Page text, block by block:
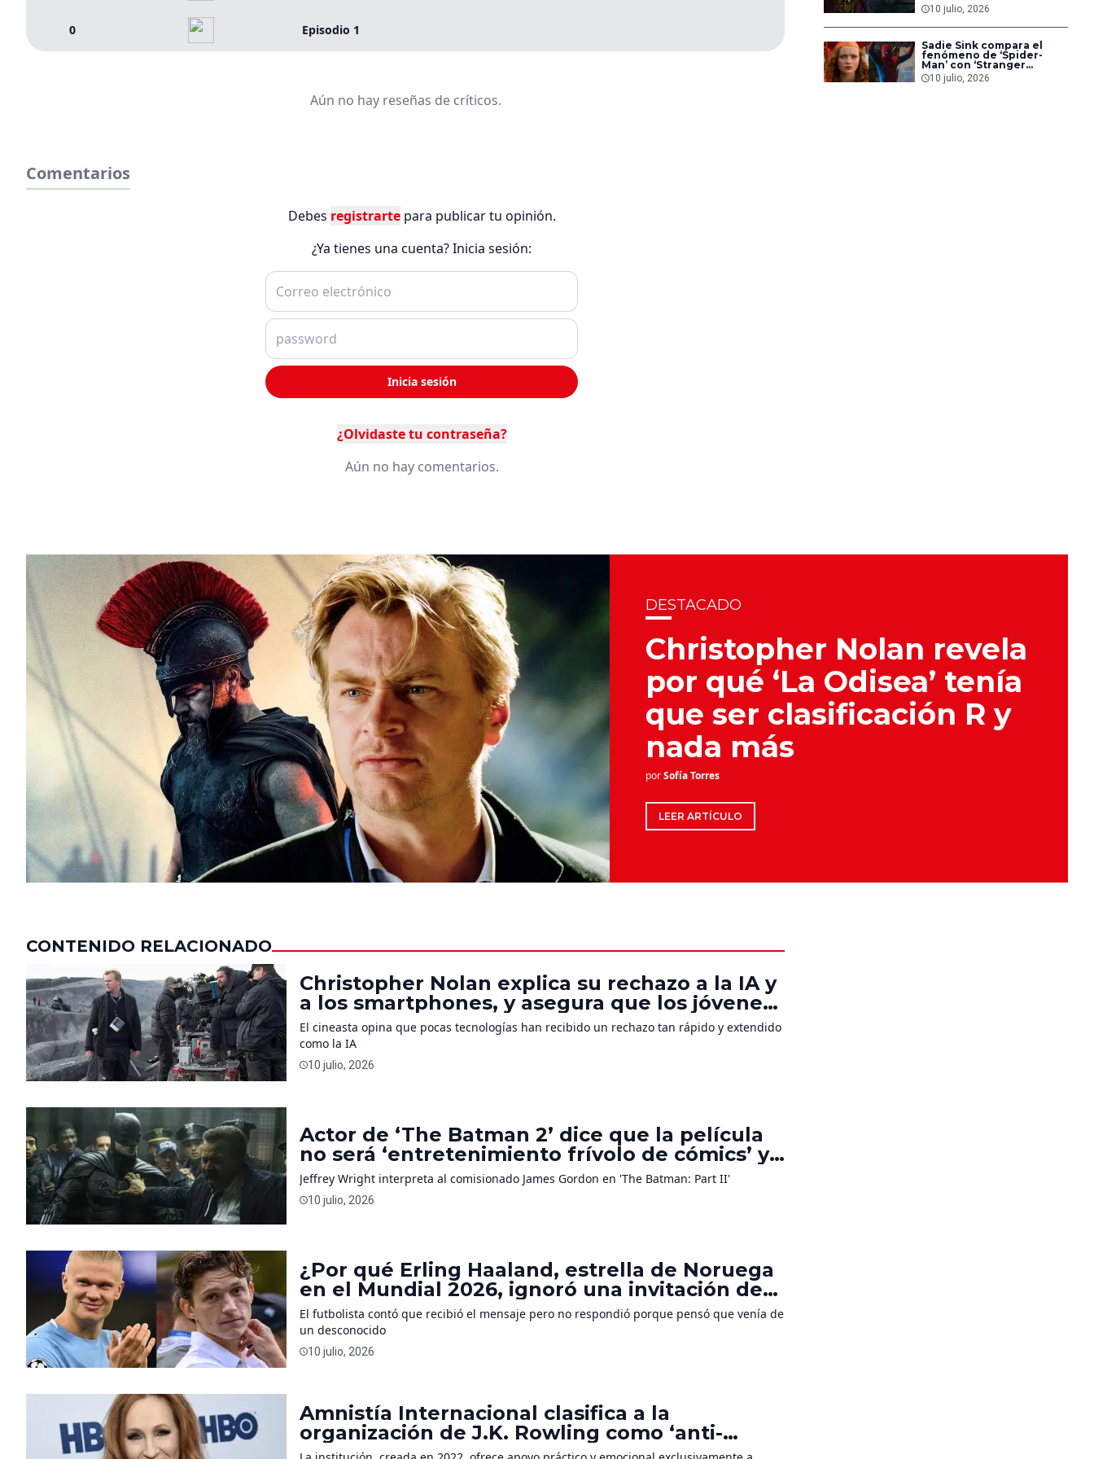
0 Episodio 1
Aún no hay reseñas de críticos.
y las compara con los
ataques al Joker de Heath
Ledger
10 julio, 2026
Sadie Sink compara el
fenómeno de ‘Spider-
Man’ con ‘Stranger
Things’: ‘Son algo
completamente distinto’
10 julio, 2026
Comentarios
Debes registrartepara publicar tu opinión.
¿Ya tienes una cuenta? Inicia sesión:
Inicia sesión
¿Olvidaste tu contraseña?
Aún no hay comentarios.
DESTACADO
Christopher Nolan revela
por qué ‘La Odisea’ tenía
que ser clasificación R y
nada más
porSofía Torres
LEER ARTÍCULO
CONTENIDO RELACIONADO
Christopher Nolan explica su rechazo a la IA y
a los smartphones, y asegura que los jóvenes
son más conscientes de sus riesgos
El cineasta opina que pocas tecnologías han recibido un rechazo tan rápido y extendido
como la IA
10 julio, 2026
Actor de ‘The Batman 2’ dice que la película
no será ‘entretenimiento frívolo de cómics’ y
la compara con el cine de Martin Scorsese
Jeffrey Wright interpreta al comisionado James Gordon en 'The Batman: Part II'
10 julio, 2026
¿Por qué Erling Haaland, estrella de Noruega
en el Mundial 2026, ignoró una invitación de
Tom Holland?
El futbolista contó que recibió el mensaje pero no respondió porque pensó que venía de
un desconocido
10 julio, 2026
Amnistía Internacional clasifica a la
organización de J.K. Rowling como ‘anti-
derechos’